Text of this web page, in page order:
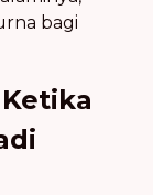
bagi